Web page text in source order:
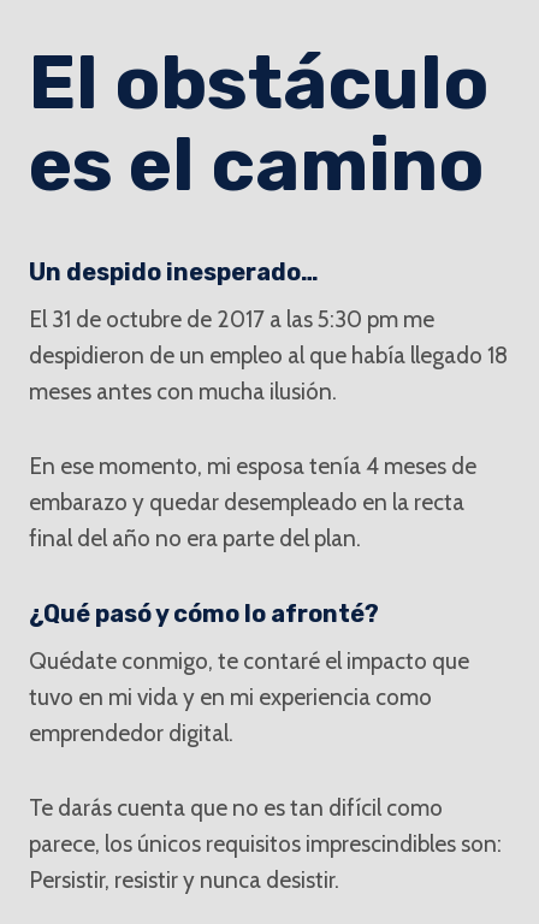
El obstáculo
es el camino
Un despido inesperado…
El 31 de octubre de 2017 a las 5:30 pm me
despidieron de un empleo al que había llegado 18
meses antes con mucha ilusión.
En ese momento, mi esposa tenía 4 meses de
embarazo y quedar desempleado en la recta
final del año no era parte del plan.
¿Qué pasó y cómo lo afronté?
Quédate conmigo, te contaré el impacto que
tuvo en mi vida y en mi experiencia como
emprendedor digital.
Te darás cuenta que no es tan difícil como
parece, los únicos requisitos imprescindibles son:
Persistir, resistir y nunca desistir.